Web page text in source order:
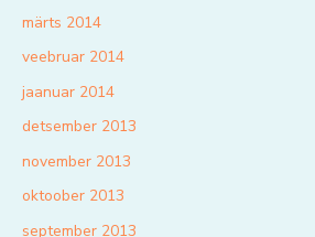
märts 2014
veebruar 2014
jaanuar 2014
detsember 2013
november 2013
oktoober 2013
september 2013